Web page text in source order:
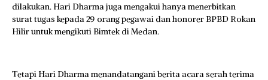
dilakukan. Hari Dharma juga mengakui hanya menerbitkan
surat tugas kepada 29 orang pegawai dan honorer BPBD Rokan
Hilir untuk mengikuti Bimtek di Medan.
Tetapi Hari Dharma menandatangani berita acara serah terima